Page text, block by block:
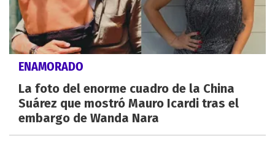
ENAMORADO
La foto del enorme cuadro de la China
Suárez que mostró Mauro Icardi tras el
embargo de Wanda Nara